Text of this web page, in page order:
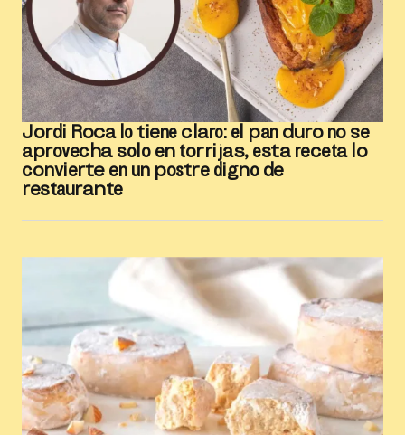
Jordi Roca lo tiene claro: el pan duro no se
aprovecha solo en torrijas, esta receta lo
convierte en un postre digno de
restaurante